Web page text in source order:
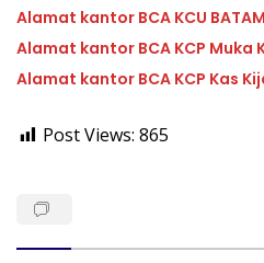
Post Views: 865